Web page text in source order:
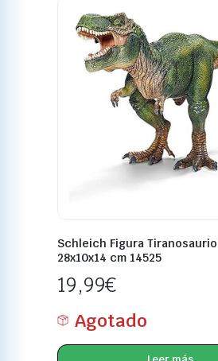
Schleich Figura Tiranosaurio
28x10x14 cm 14525
19,99€
Agotado